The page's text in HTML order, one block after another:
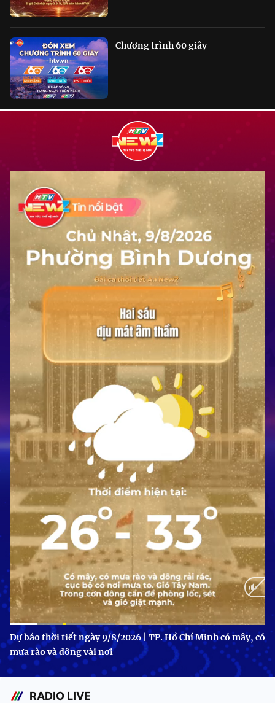
Chương trình 60 giây
Current
Time
0:13 / Duration
1:37
Dự báo thời tiết ngày 9/8/2026 | TP. Hồ Chí Minh có mây, có
mưa rào và dông vài nơi
RADIO LIVE